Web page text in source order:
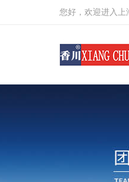
您好，欢迎进入上